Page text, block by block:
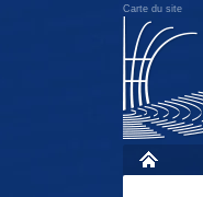
Carte du site